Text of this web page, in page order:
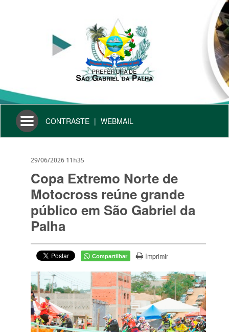
Toggle
navigation
CONTRASTE | WEBMAIL
29/06/2026 11h35
Copa Extremo Norte de
Motocross reúne grande
público em São Gabriel da
Palha
Compartilhar Imprimir